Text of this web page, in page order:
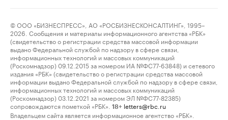
© ООО «БИЗНЕСПРЕСС», АО «РОСБИЗНЕСКОНСАЛТИНГ», 1995–
2026. Сообщения и материалы информационного агентства «РБК»
(свидетельство о регистрации средства массовой информации
выдано Федеральной службой по надзору в сфере связи,
информационных технологий и массовых коммуникаций
(Роскомнадзор) 09.12.2015 за номером ИА №ФС77-63848) и сетевого
издания «РБК» (свидетельство о регистрации средства массовой
информации выдано Федеральной службой по надзору в сфере связи,
информационных технологий и массовых коммуникаций
(Роскомнадзор) 03.12.2021 за номером ЭЛ №ФС77-82385)
сопровождаются пометкой «РБК».
18+ letters@rbc.ru
Владельцем сайта является информационное агентство «РБК».